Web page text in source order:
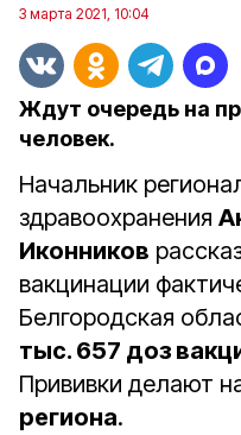
3 марта 2021, 10:04
Ждут очередь на
человек.
Начальник
здравоохранения
Иконников
вакцинации
Белгородская
тыс. 657 доз
Прививки делают
региона.